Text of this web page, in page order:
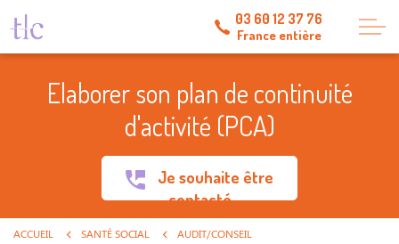
03 60 12 37 76
France entière
Elaborer son plan de continuité
d'activité (PCA)
Je souhaite être
contacté
ACCUEIL SANTÉ SOCIAL
AUDIT/CONSEIL